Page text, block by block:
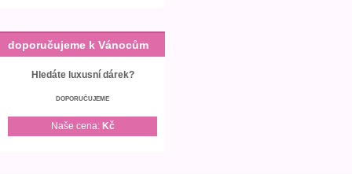
doporučujeme k Vánocům
Hledáte luxusní dárek?
DOPORUČUJEME
Naše cena: Kč